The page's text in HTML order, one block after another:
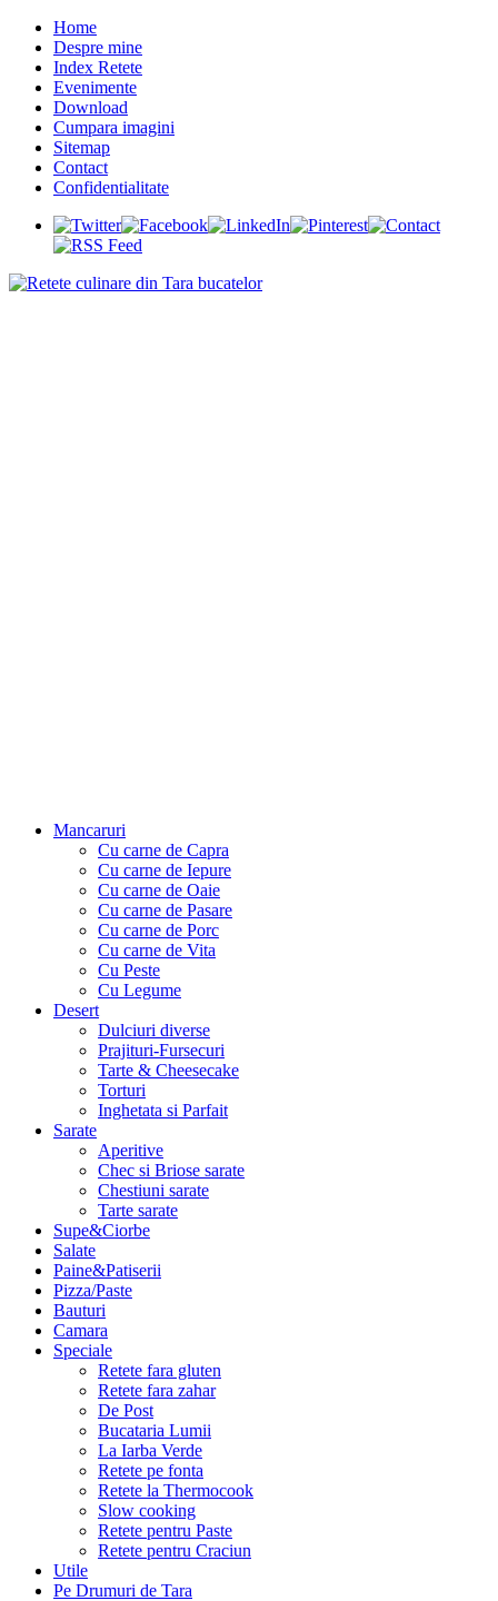
Home
Despre mine
Index Retete
Evenimente
Download
Cumpara imagini
Sitemap
Contact
Confidentialitate
Mancaruri
Cu carne de Capra
Cu carne de Iepure
Cu carne de Oaie
Cu carne de Pasare
Cu carne de Porc
Cu carne de Vita
Cu Peste
Cu Legume
Desert
Dulciuri diverse
Prajituri-Fursecuri
Tarte & Cheesecake
Torturi
Inghetata si Parfait
Sarate
Aperitive
Chec si Briose sarate
Chestiuni sarate
Tarte sarate
Supe&Ciorbe
Salate
Paine&Patiserii
Pizza/Paste
Bauturi
Camara
Speciale
Retete fara gluten
Retete fara zahar
De Post
Bucataria Lumii
La Iarba Verde
Retete pe fonta
Retete la Thermocook
Slow cooking
Retete pentru Paste
Retete pentru Craciun
Utile
Pe Drumuri de Tara